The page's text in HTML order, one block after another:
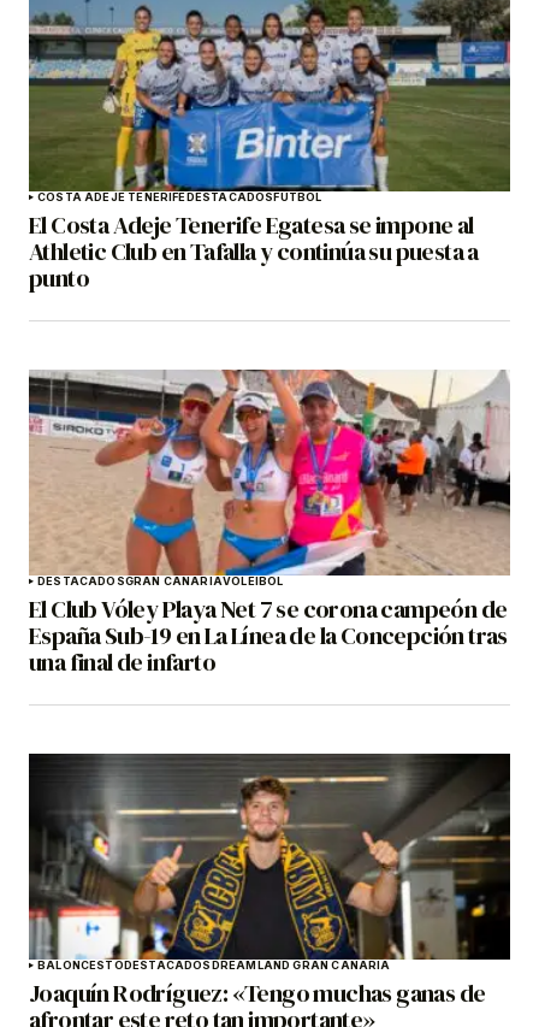
COSTA ADEJE TENERIFEDESTACADOSFÚTBOL
El Costa Adeje Tenerife Egatesa se impone al
Athletic Club en Tafalla y continúa su puesta a
punto
DESTACADOSGRAN CANARIAVOLEIBOL
El Club Vóley Playa Net 7 se corona campeón de
España Sub-19 en La Línea de la Concepción tras
una final de infarto
BALONCESTODESTACADOSDREAMLAND GRAN CANARIA
Joaquín Rodríguez: «Tengo muchas ganas de
afrontar este reto tan importante»